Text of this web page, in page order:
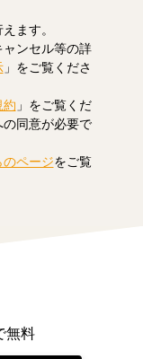
ます。
ンセル等の詳
」をご覧くださ
約 」をご覧くだ
同意が必要で
のページをご覧
無料